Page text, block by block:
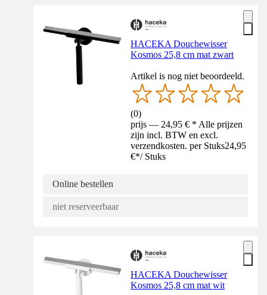
HACEKA Douchewisser
Kosmos 25,8 cm mat zwart
Artikel is nog niet beoordeeld.
(0)
prijs — 24,95 € * Alle prijzen
zijn incl. BTW en excl.
verzendkosten. per Stuks24,95
€*/ Stuks
Online bestellen
niet reserveerbaar
HACEKA Douchewisser
Kosmos 25,8 cm mat wit